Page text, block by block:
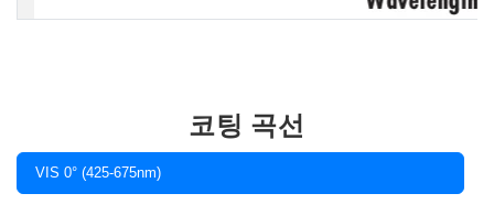
코팅 곡선
VIS 0° (425-675nm)